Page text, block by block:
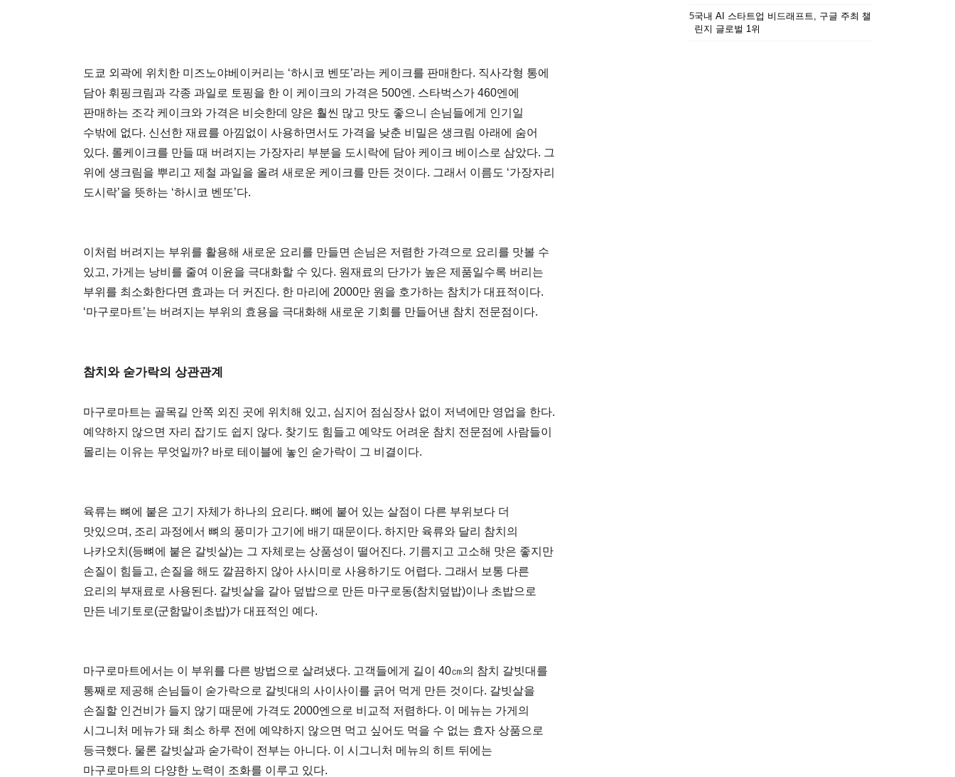
도쿄 외곽에 위치한 미즈노야베이커리는 ‘하시코 벤또’라는 케이크를 판매한다. 직사각형 통에
담아 휘핑크림과 각종 과일로 토핑을 한 이 케이크의 가격은 500엔. 스타벅스가 460엔에
판매하는 조각 케이크와 가격은 비슷한데 양은 훨씬 많고 맛도 좋으니 손님들에게 인기일
수밖에 없다. 신선한 재료를 아낌없이 사용하면서도 가격을 낮춘 비밀은 생크림 아래에 숨어
있다. 롤케이크를 만들 때 버려지는 가장자리 부분을 도시락에 담아 케이크 베이스로 삼았다. 그
위에 생크림을 뿌리고 제철 과일을 올려 새로운 케이크를 만든 것이다. 그래서 이름도 ‘가장자리
도시락’을 뜻하는 ‘하시코 벤또’다.
이처럼 버려지는 부위를 활용해 새로운 요리를 만들면 손님은 저렴한 가격으로 요리를 맛볼 수
있고, 가게는 낭비를 줄여 이윤을 극대화할 수 있다. 원재료의 단가가 높은 제품일수록 버리는
부위를 최소화한다면 효과는 더 커진다. 한 마리에 2000만 원을 호가하는 참치가 대표적이다.
‘마구로마트’는 버려지는 부위의 효용을 극대화해 새로운 기회를 만들어낸 참치 전문점이다.
참치와 숟가락의 상관관계
마구로마트는 골목길 안쪽 외진 곳에 위치해 있고, 심지어 점심장사 없이 저녁에만 영업을 한다.
예약하지 않으면 자리 잡기도 쉽지 않다. 찾기도 힘들고 예약도 어려운 참치 전문점에 사람들이
몰리는 이유는 무엇일까? 바로 테이블에 놓인 숟가락이 그 비결이다.
육류는 뼈에 붙은 고기 자체가 하나의 요리다. 뼈에 붙어 있는 살점이 다른 부위보다 더
맛있으며, 조리 과정에서 뼈의 풍미가 고기에 배기 때문이다. 하지만 육류와 달리 참치의
나카오치(등뼈에 붙은 갈빗살)는 그 자체로는 상품성이 떨어진다. 기름지고 고소해 맛은 좋지만
손질이 힘들고, 손질을 해도 깔끔하지 않아 사시미로 사용하기도 어렵다. 그래서 보통 다른
요리의 부재료로 사용된다. 갈빗살을 갈아 덮밥으로 만든 마구로동(참치덮밥)이나 초밥으로
만든 네기토로(군함말이초밥)가 대표적인 예다.
마구로마트에서는 이 부위를 다른 방법으로 살려냈다. 고객들에게 길이 40㎝의 참치 갈빗대를
통째로 제공해 손님들이 숟가락으로 갈빗대의 사이사이를 긁어 먹게 만든 것이다. 갈빗살을
손질할 인건비가 들지 않기 때문에 가격도 2000엔으로 비교적 저렴하다. 이 메뉴는 가게의
시그니처 메뉴가 돼 최소 하루 전에 예약하지 않으면 먹고 싶어도 먹을 수 없는 효자 상품으로
등극했다. 물론 갈빗살과 숟가락이 전부는 아니다. 이 시그니처 메뉴의 히트 뒤에는
마구로마트의 다양한 노력이 조화를 이루고 있다.
5국내 AI 스타트업 비드래프트, 구글 주최 챌
린지 글로벌 1위